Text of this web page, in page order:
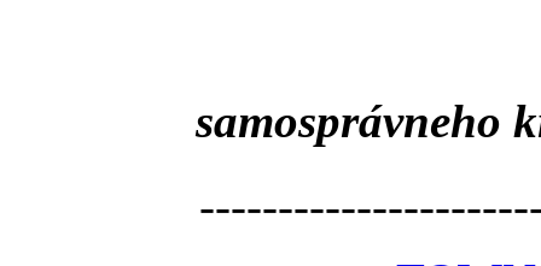
samosprávneho